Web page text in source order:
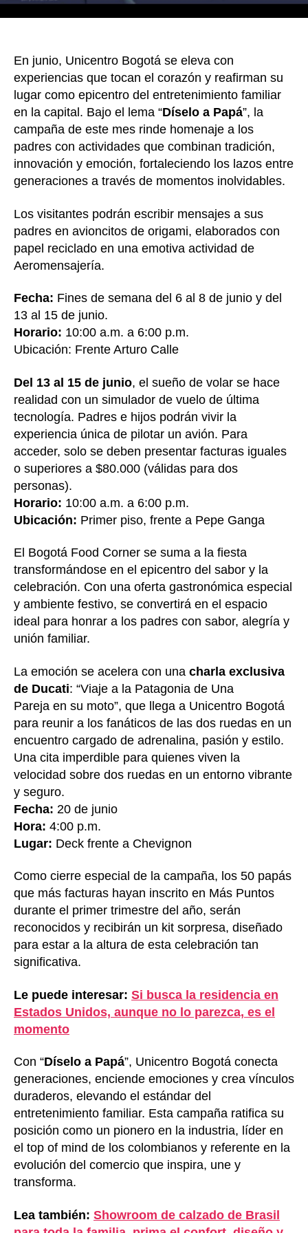
En junio, Unicentro Bogotá se eleva con
experiencias que tocan el corazón y reafirman su
lugar como epicentro del entretenimiento familiar
en la capital. Bajo el lema “Díselo a Papá”, la
campaña de este mes rinde homenaje a los
padres con actividades que combinan tradición,
innovación y emoción, fortaleciendo los lazos entre
generaciones a través de momentos inolvidables.
Los visitantes podrán escribir mensajes a sus
padres en avioncitos de origami, elaborados con
papel reciclado en una emotiva actividad de
Aeromensajería.
Fecha: Fines de semana del 6 al 8 de junio y del
13 al 15 de junio.
Horario: 10:00 a.m. a 6:00 p.m.
Ubicación: Frente Arturo Calle
Del 13 al 15 de junio, el sueño de volar se hace
realidad con un simulador de vuelo de última
tecnología. Padres e hijos podrán vivir la
experiencia única de pilotar un avión. Para
acceder, solo se deben presentar facturas iguales
o superiores a $80.000 (válidas para dos
personas).
Horario: 10:00 a.m. a 6:00 p.m.
Ubicación: Primer piso, frente a Pepe Ganga
El Bogotá Food Corner se suma a la fiesta
transformándose en el epicentro del sabor y la
celebración. Con una oferta gastronómica especial
y ambiente festivo, se convertirá en el espacio
ideal para honrar a los padres con sabor, alegría y
unión familiar.
La emoción se acelera con una charla exclusiva
de Ducati: “Viaje a la Patagonia de Una
Pareja en su moto”, que llega a Unicentro Bogotá
para reunir a los fanáticos de las dos ruedas en un
encuentro cargado de adrenalina, pasión y estilo.
Una cita imperdible para quienes viven la
velocidad sobre dos ruedas en un entorno vibrante
y seguro.
Fecha: 20 de junio
Hora: 4:00 p.m.
Lugar: Deck frente a Chevignon
Como cierre especial de la campaña, los 50 papás
que más facturas hayan inscrito en Más Puntos
durante el primer trimestre del año, serán
reconocidos y recibirán un kit sorpresa, diseñado
para estar a la altura de esta celebración tan
significativa.
Le puede interesar: Si busca la residencia en
Estados Unidos, aunque no lo parezca, es el
momento
Con “Díselo a Papá”, Unicentro Bogotá conecta
generaciones, enciende emociones y crea vínculos
duraderos, elevando el estándar del
entretenimiento familiar. Esta campaña ratifica su
posición como un pionero en la industria, líder en
el top of mind de los colombianos y referente en la
evolución del comercio que inspira, une y
transforma.
Lea también: Showroom de calzado de Brasil